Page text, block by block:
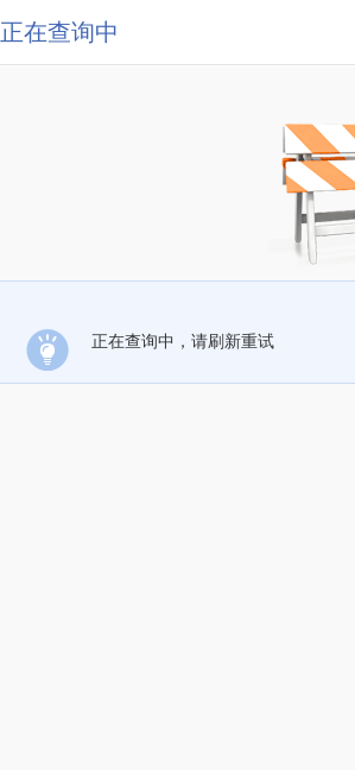
正在查询中
正在查询中，请刷新重试